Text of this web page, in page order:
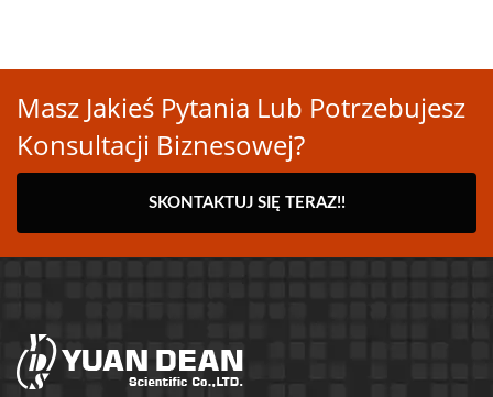
Masz Jakieś Pytania Lub Potrzebujesz
Konsultacji Biznesowej?
SKONTAKTUJ SIĘ TERAZ!!